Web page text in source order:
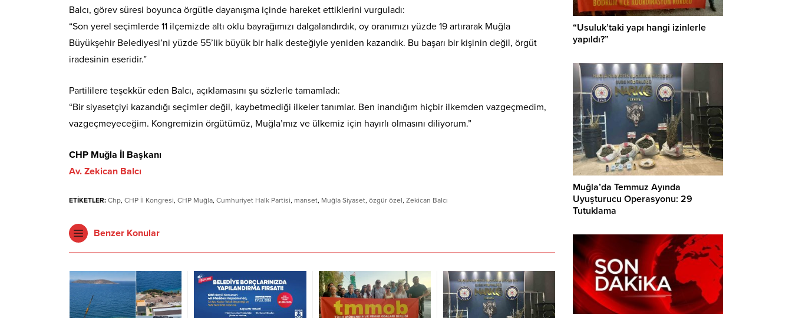
Balcı, görev süresi boyunca örgütle dayanışma içinde hareket ettiklerini vurguladı:
“Son yerel seçimlerde 11 ilçemizde altı oklu bayrağımızı dalgalandırdık, oy oranımızı yüzde 19 artırarak Muğla
Büyükşehir Belediyesi’ni yüzde 55’lik büyük bir halk desteğiyle yeniden kazandık. Bu başarı bir kişinin değil, örgüt
iradesinin eseridir.”
Partililere teşekkür eden Balcı, açıklamasını şu sözlerle tamamladı:
“Bir siyasetçiyi kazandığı seçimler değil, kaybetmediği ilkeler tanımlar. Ben inandığım hiçbir ilkemden vazgeçmedim,
vazgeçmeyeceğim. Kongremizin örgütümüz, Muğla’mız ve ülkemiz için hayırlı olmasını diliyorum.”
CHP Muğla İl Başkanı
Av. Zekican Balcı
ETİKETLER: Chp, CHP İl Kongresi, CHP Muğla, Cumhuriyet Halk Partisi, manset, Muğla Siyaset, özgür özel, Zekican Balcı
Benzer Konular
“Usuluk’taki yapı hangi izinlerle
yapıldı?”
Muğla’da Temmuz Ayında
Uyuşturucu Operasyonu: 29
Tutuklama